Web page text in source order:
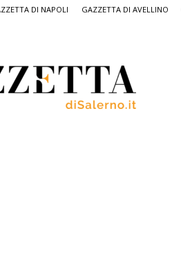
DI NAPOLI GAZZETTA DI AVELLINO
Salerno,
il
quotidiano